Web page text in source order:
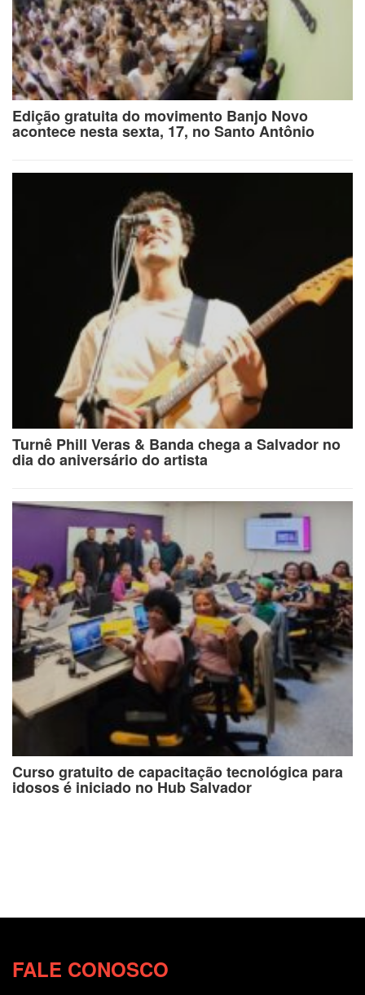
Edição gratuita do movimento Banjo Novo
acontece nesta sexta, 17, no Santo Antônio
Turnê Phill Veras & Banda chega a Salvador no
dia do aniversário do artista
Curso gratuito de capacitação tecnológica para
idosos é iniciado no Hub Salvador
FALE CONOSCO